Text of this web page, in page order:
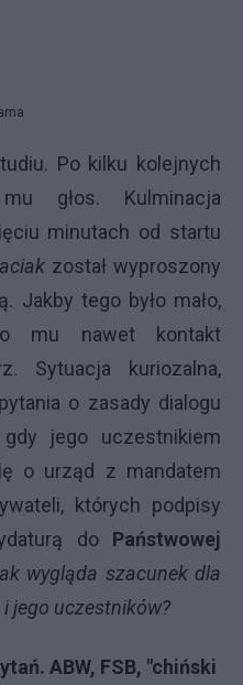
Po kilku kolejnych
głos. Kulminacja
minutach od startu
został wyproszony
Jakby tego było mało,
mu nawet kontakt
Sytuacja kuriozalna,
o zasady dialogu
gdy jego uczestnikiem
o urząd z mandatem
których podpisy
do Państwowej
wygląda szacunek dla
jego uczestników?
ABW, FSB, "chiński